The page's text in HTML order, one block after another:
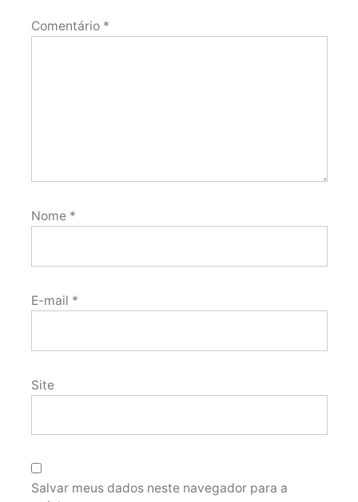
Comentário *
Nome *
E-mail *
Site
Salvar meus dados neste navegador para a